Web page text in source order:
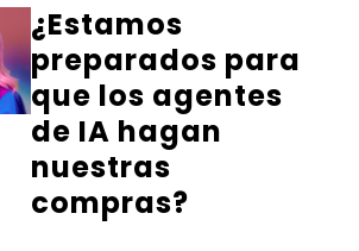
¿Estamos
preparados para
que los agentes
de IA hagan
nuestras
compras?